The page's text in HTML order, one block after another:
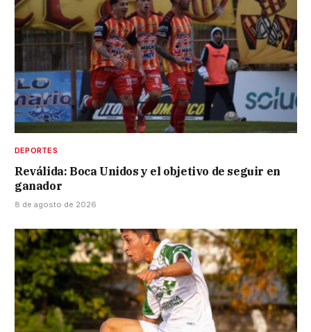
DEPORTES
Reválida: Boca Unidos y el objetivo de seguir en
ganador
8 de agosto de 2026